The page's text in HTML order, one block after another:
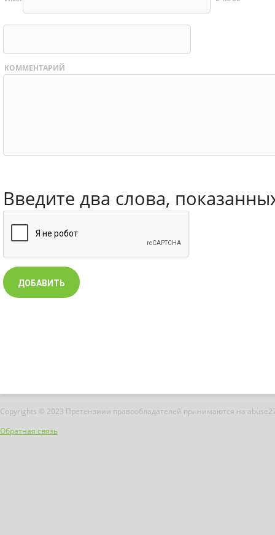
КОММЕНТАРИЙ
Введите два слова,
Copyrights © 2023 Претензиии правообладателей принимаются на
Обратная связь